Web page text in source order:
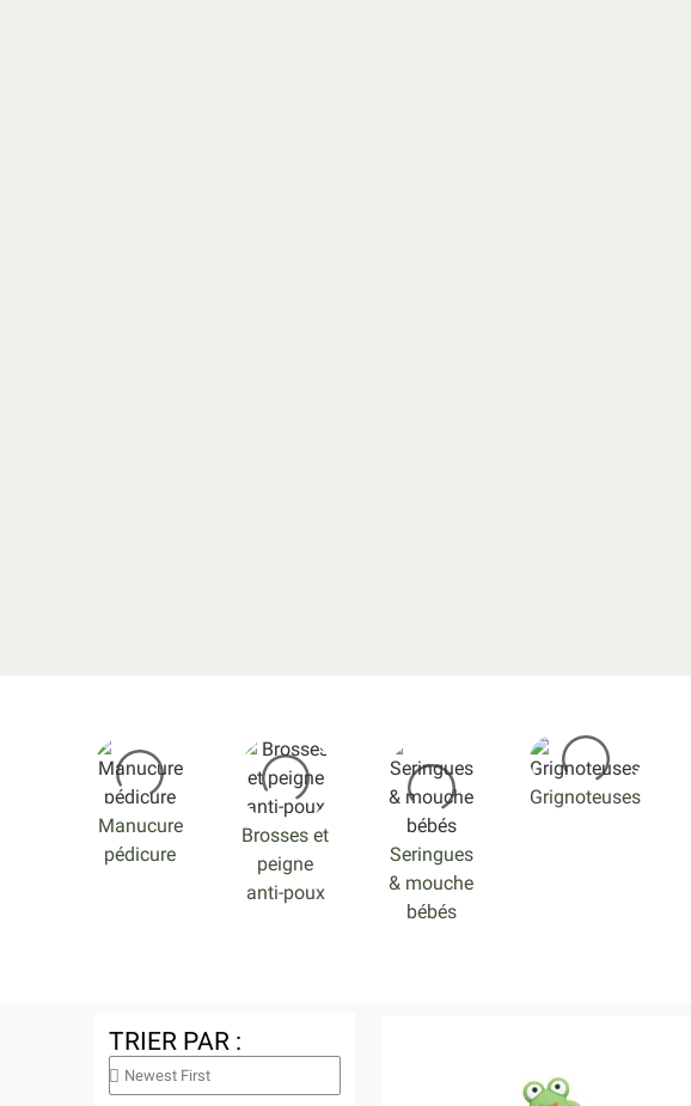
Manucure
pédicure
Brosses et
peigne
anti-poux
Seringues
& mouche
bébés
Grignoteuses
TRIER PAR :